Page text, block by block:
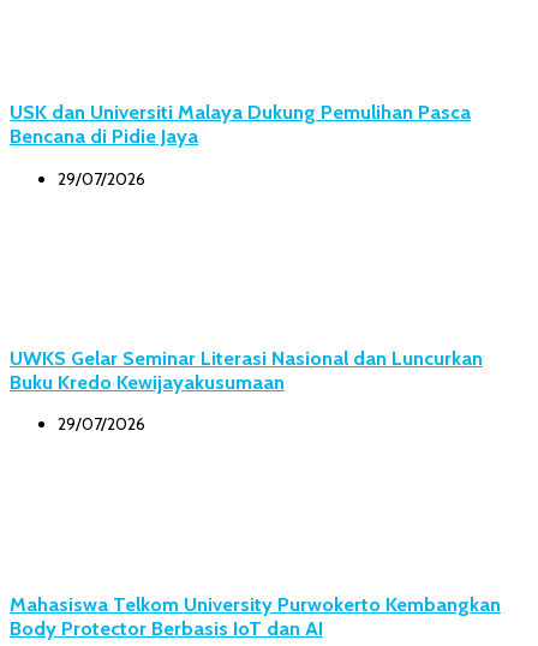
USK dan Universiti Malaya Dukung Pemulihan Pasca
Bencana di Pidie Jaya
29/07/2026
UWKS Gelar Seminar Literasi Nasional dan Luncurkan
Buku Kredo Kewijayakusumaan
29/07/2026
Mahasiswa Telkom University Purwokerto Kembangkan
Body Protector Berbasis IoT dan AI